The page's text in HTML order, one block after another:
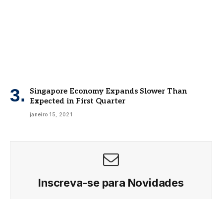
Singapore Economy Expands Slower Than
Expected in First Quarter
janeiro 15, 2021
Inscreva-se para Novidades